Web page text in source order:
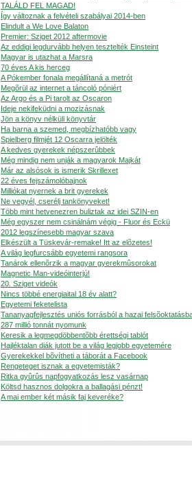
TALÁLD FEL MAGAD!
Így változnak a felvételi szabályai 2014-ben
Elindult a We Love Balaton
Premier: Sziget 2012 aftermovie
Az eddigi legdurvább helyen tesztelték Einsteint
Magyar is utazhat a Marsra
70 éves A kis herceg
A Pókember fonala megállítaná a metrót
Megõrül az internet a táncoló póniért
Az Argo és a Pi tarolt az Oscaron
Ideje nekifeküdni a mozizásnak
Jön a könyv nélküli könyvtár
Ha barna a szemed, megbízhatóbb vagy
Spielberg filmjét 12 Oscarra jelölték
A kedves gyerekek népszerûbbek
Még mindig nem unják a magyarok Majkát
Már az alsósok is ismerik Skrillexet
22 éves fejszámolóbajnok
Milliókat nyernek a brit gyerekek
Ne vegyél, cserélj tankönyveket!
Több mint hetvenezren buliztak az idei SZIN-en
Még egyszer nem csinálnám végig - Fluor és Eckü
2012 legszínesebb magyar szava
Elkészült a Tüskevár-remake! Itt az elõzetes!
A világ legfurcsább egyetemi rangsora
Tanárok ellenõrzik a magyar gyerekmûsorokat
Magnetic Man-videóinterjú!
20. Sziget videók
Nincs többé energiaital 18 év alatt?
Egyetemi feketelista
Tananyagfejlesztés uniós forrásból a hazai
287 millió tonnát nyomunk
Keresik a legmegdöbbentõbb érettségi tablót
Hajléktalan diák jutott be a világ legjobb egyetemére
Gyerekekkel bõvítheti a táborát a Facebook
Rengeteget isznak a egyetemisták?
Ritka gyûrûs napfogyatkozás lesz vasárnap
Költsd hasznos dolgokra a ballagási pénzt!
A mai ember két másik faj keveréke?